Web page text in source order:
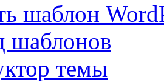
шаблон
шаблонов
темы